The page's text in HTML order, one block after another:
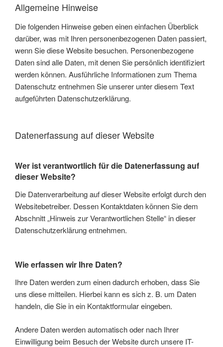
Allgemeine Hinweise
Die folgenden Hinweise geben einen einfachen Überblick
darüber, was mit Ihren personenbezogenen Daten passiert,
wenn Sie diese Website besuchen. Personenbezogene
Daten sind alle Daten, mit denen Sie persönlich identifiziert
werden können. Ausführliche Informationen zum Thema
Datenschutz entnehmen Sie unserer unter diesem Text
aufgeführten Datenschutzerklärung.
Datenerfassung auf dieser Website
Wer ist verantwortlich für die Datenerfassung auf
dieser Website?
Die Datenverarbeitung auf dieser Website erfolgt durch den
Websitebetreiber. Dessen Kontaktdaten können Sie dem
Abschnitt „Hinweis zur Verantwortlichen Stelle“ in dieser
Datenschutzerklärung entnehmen.
Wie erfassen wir Ihre Daten?
Ihre Daten werden zum einen dadurch erhoben, dass Sie
uns diese mitteilen. Hierbei kann es sich z. B. um Daten
handeln, die Sie in ein Kontaktformular eingeben.
Andere Daten werden automatisch oder nach Ihrer
Einwilligung beim Besuch der Website durch unsere IT-